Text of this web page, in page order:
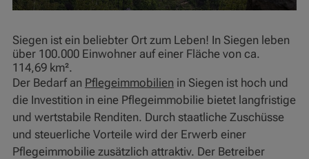
Siegen ist ein beliebter Ort zum Leben! In Siegen leben
über 100.000 Einwohner auf einer Fläche von ca.
114,69 km².
Der Bedarf an Pflegeimmobilien in Siegen ist hoch und
die Investition in eine Pflegeimmobilie bietet langfristige
und wertstabile Renditen. Durch staatliche Zuschüsse
und steuerliche Vorteile wird der Erwerb einer
Pflegeimmobilie zusätzlich attraktiv. Der Betreiber